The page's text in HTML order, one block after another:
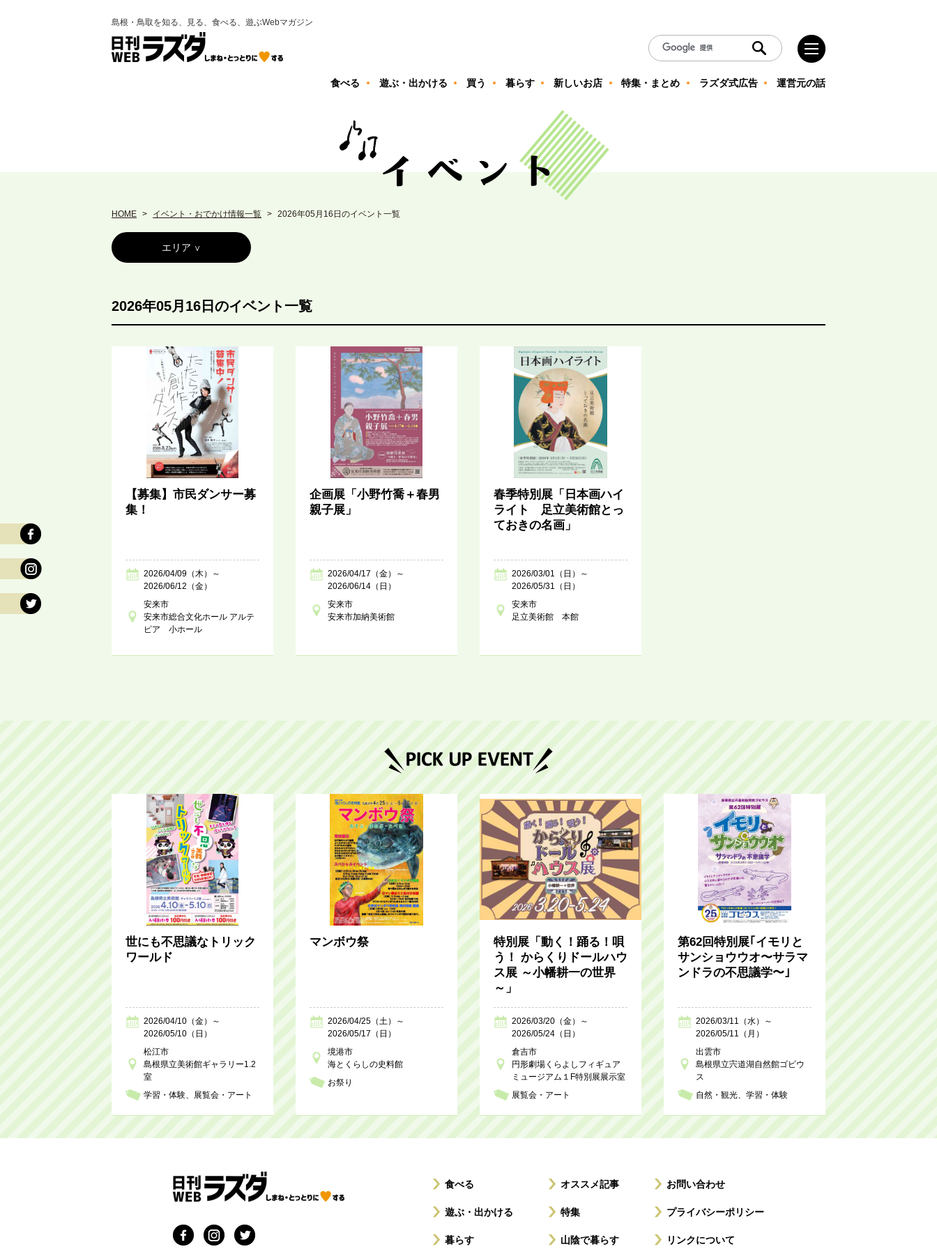
島根・鳥取を知る、見る、食べる、遊ぶWebマガジン
食べる 遊ぶ・出かける 買う 暮らす 新しいお店 特集・まとめ ラズダ式広告 運営元の話
HOME イベント・おでかけ情報一覧 2026年05月16日のイベント一覧
エリア
2026年05月16日のイベント一覧
【募集】市民ダンサー募
集！
2026/04/09（木）～
2026/06/12（金）
安来市
安来市総合文化ホール アルテ
ピア 小ホール
企画展「小野竹喬＋春男
親子展」
2026/04/17（金）～
2026/06/14（日）
安来市
安来市加納美術館
春季特別展「日本画ハイ
ライト 足立美術館とっ
ておきの名画」
2026/03/01（日）～
2026/05/31（日）
安来市
足立美術館 本館
世にも不思議なトリック
ワールド
2026/04/10（金）～
2026/05/10（日）
松江市
島根県立美術館ギャラリー1.2
室
学習・体験
展覧会・アート
マンボウ祭
2026/04/25（土）～
2026/05/17（日）
境港市
海とくらしの史料館
お祭り
特別展「動く！踊る！唄
う！ からくりドールハウ
ス展 ～小幡耕一の世界
～」
2026/03/20（金）～
2026/05/24（日）
倉吉市
円形劇場くらよしフィギュア
ミュージアム１F特別展展示室
展覧会・アート
第62回特別展｢イモリと
サンショウウオ〜サラマ
ンドラの不思議学〜｣
2026/03/11（水）～
2026/05/11（月）
出雲市
島根県立宍道湖自然館ゴビウ
ス
自然・観光
学習・体験
食べる
遊ぶ・出かける
暮らす
オススメ記事
特集
山陰で暮らす
お問い合わせ
プライバシーポリシー
リンクについて